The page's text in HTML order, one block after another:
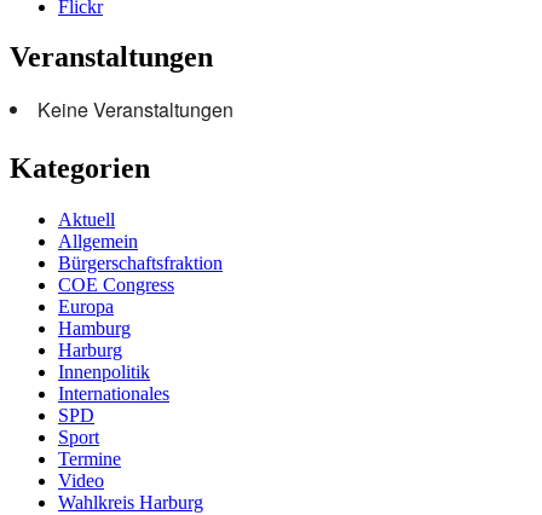
Flickr
Veranstaltungen
Keine Veranstaltungen
Kategorien
Aktuell
Allgemein
Bürgerschaftsfraktion
COE Congress
Europa
Hamburg
Harburg
Innenpolitik
Internationales
SPD
Sport
Termine
Video
Wahlkreis Harburg